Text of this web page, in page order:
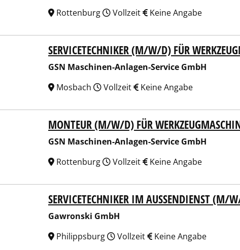
Rottenburg
Vollzeit Keine Angabe
Maschinen-Anlagen-Service GmbH
SERVICETECHNIKER (M/W/D) FÜR
GSN Maschinen-Anlagen-Service GmbH
Mosbach
Vollzeit Keine Angabe
Maschinen-Anlagen-Service GmbH
MONTEUR (M/W/D) FÜR
GSN Maschinen-Anlagen-Service GmbH
Rottenburg
Vollzeit Keine Angabe
GmbHSERVICETECHNIKER IM AUSSENDIENST (M/
Gawronski GmbH
Philippsburg
Vollzeit Keine Angabe